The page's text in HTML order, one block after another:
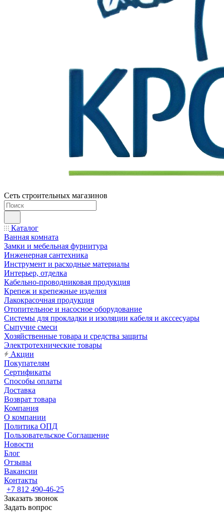
Сеть строительных магазинов
Каталог
Ванная комната
Замки и мебельная фурнитура
Инженерная сантехника
Инструмент и расходные материалы
Интерьер, отделка
Кабельно-проводниковая продукция
Крепеж и крепежные изделия
Лакокрасочная продукция
Отопительное и насосное оборудование
Системы для прокладки и изоляции кабеля и акссесуары
Сыпучие смеси
Хозяйственные товара и средства защиты
Электротехнические товары
Акции
Покупателям
Сертификаты
Способы оплаты
Доставка
Возврат товара
Компания
О компании
Политика ОПД
Пользовательское Соглашение
Новости
Блог
Отзывы
Вакансии
Контакты
+7 812 490-46-25
Заказать звонок
Задать вопрос